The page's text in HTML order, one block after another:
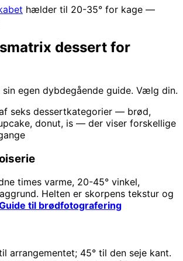
hælder til 20-35° for kage —
dessert for
egen dybdegående guide. Vælg din.
seks dessertkategorier — brød,
donut, is — der viser forskellige
times varme, 20-45° vinkel,
Helten er skorpens tekstur og
til brødfotografering
arrangementet; 45° til den seje kant.